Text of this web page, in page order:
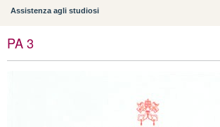
Assistenza agli studiosi
PA 3